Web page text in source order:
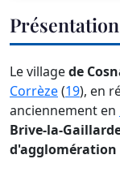
Le villagede
Corrèze(19), en
anciennement en
Brive-la-
d'agglomération